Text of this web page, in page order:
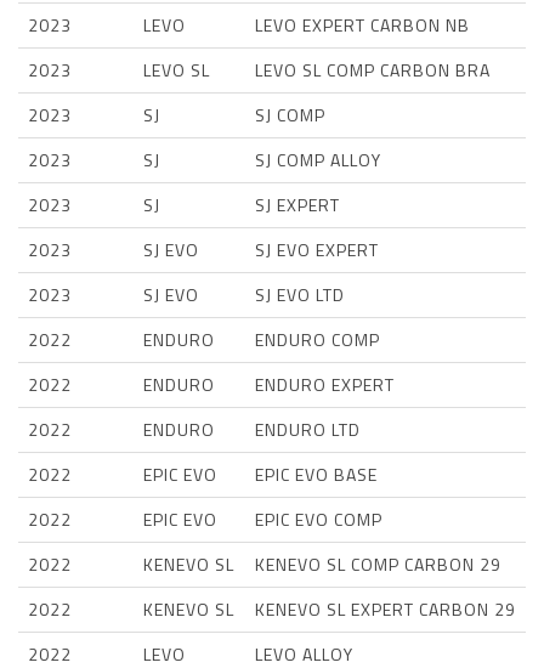
2023
LEVO
LEVO EXPERT CARBON NB
2023
LEVO SL
LEVO SL COMP CARBON BRA
2023
SJ
SJ COMP
2023
SJ
SJ COMP ALLOY
2023
SJ
SJ EXPERT
2023
SJ EVO
SJ EVO EXPERT
2023
SJ EVO
SJ EVO LTD
2022
ENDURO
ENDURO COMP
2022
ENDURO
ENDURO EXPERT
2022
ENDURO
ENDURO LTD
2022
EPIC EVO
EPIC EVO BASE
2022
EPIC EVO
EPIC EVO COMP
2022
KENEVO SL
KENEVO SL COMP CARBON 29
2022
KENEVO SL
KENEVO SL EXPERT CARBON 29
2022
LEVO
LEVO ALLOY